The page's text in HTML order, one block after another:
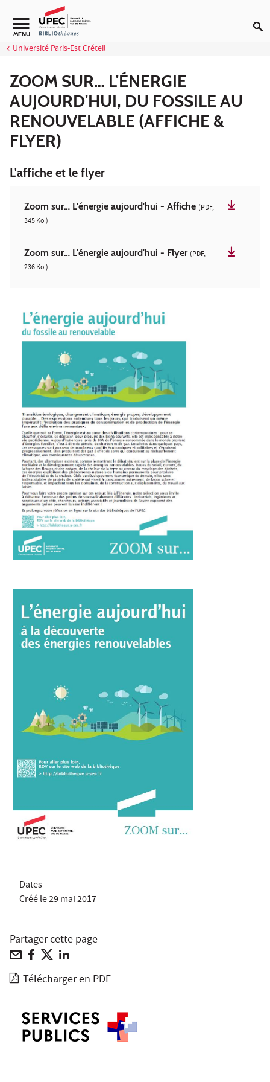
Aller au contenu
Navigation secondaire
MENU
Université Paris-Est Créteil
ZOOM SUR… L'ÉNERGIE
AUJOURD'HUI, DU FOSSILE AU
RENOUVELABLE (AFFICHE &
FLYER)
L'affiche et le flyer
Zoom sur… L'énergie aujourd'hui - Affiche (PDF,
345 Ko )
Zoom sur… L'énergie aujourd'hui - Flyer (PDF,
236 Ko )
Dates
Créé le29 mai 2017
Partager cette page
Télécharger en PDF